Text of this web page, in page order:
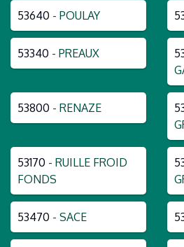
53640 - POULAY
53340 - PREAUX
53800 - RENAZE
53170 - RUILLE FROID
FONDS
53470 - SACE